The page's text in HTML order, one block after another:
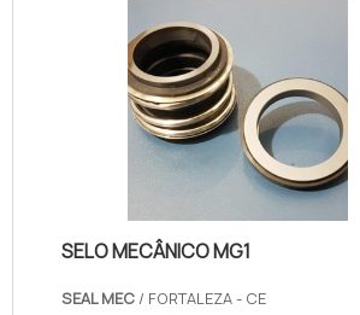
de vedação atuais. Trata-se
estrutura, geralmente
com bordas, que bloqueia
utilização pode abranger
equipamento no qual seja
vazamento de líquidos.
SELO MECÂNICO MG1
SEAL MEC / FORTALEZA - CE